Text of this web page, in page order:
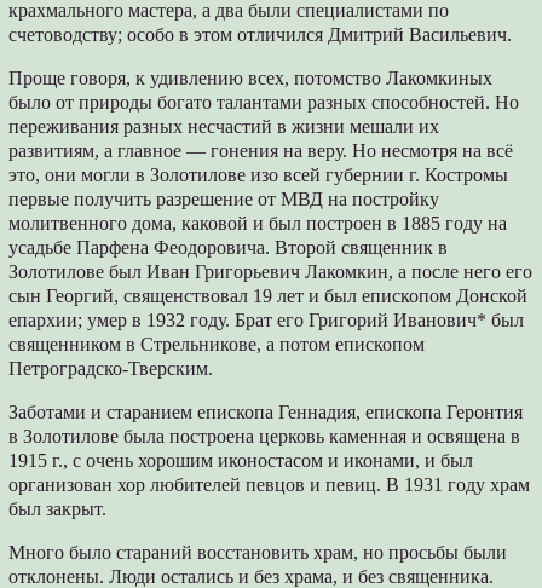
крахмального мастера, а два были специалистами по
счетоводству; особо в этом отличился Дмитрий Васильевич.
Проще говоря, к удивлению всех, потомство Лакомкиных
было от природы богато талантами разных способностей. Но
переживания разных несчастий в жизни мешали их
развитиям, а главное — гонения на веру. Но несмотря на всё
это, они могли в Золотилове изо всей губернии г. Костромы
первые получить разрешение от МВД на постройку
молитвенного дома, каковой и был построен в 1885 году на
усадьбе Парфена Феодоровича. Второй священник в
Золотилове был Иван Григорьевич Лакомкин, а после него его
сын Георгий, священствовал 19 лет и был епископом Донской
епархии; умер в 1932 году. Брат его Григорий Иванович* был
священником в Стрельникове, а потом епископом
Петроградско-Тверским.
Заботами и старанием епископа Геннадия, епископа Геронтия
в Золотилове была построена церковь каменная и освящена в
1915 г., с очень хорошим иконостасом и иконами, и был
организован хор любителей певцов и певиц. В 1931 году храм
был закрыт.
Много было стараний восстановить храм, но просьбы были
отклонены. Люди остались и без храма, и без священника.